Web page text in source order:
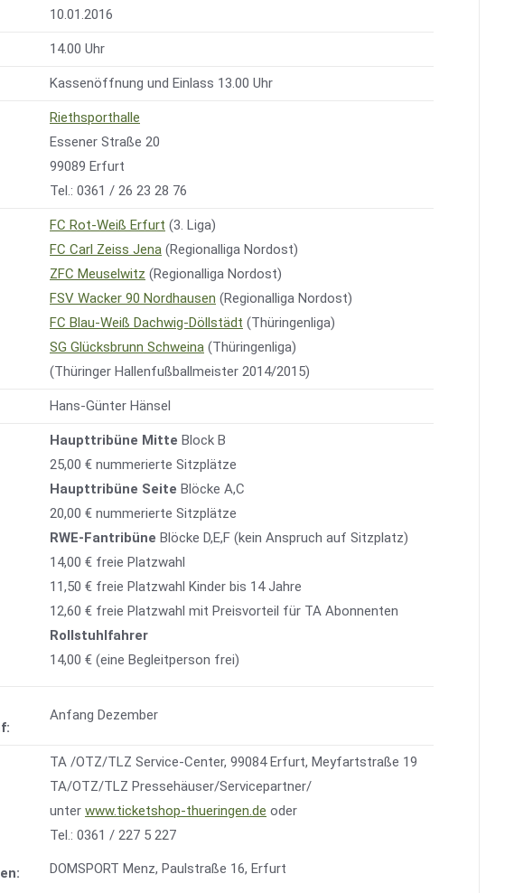
10.01.2016
14.00 Uhr
Kassenöffnung und Einlass 13.00 Uhr
Riethsporthalle
Essener Straße 20
99089 Erfurt
Tel.: 0361 / 26 23 28 76
FC Rot-Weiß Erfurt (3. Liga)
FC Carl Zeiss Jena (Regionalliga Nordost)
ZFC Meuselwitz (Regionalliga Nordost)
FSV Wacker 90 Nordhausen (Regionalliga Nordost)
FC Blau-Weiß Dachwig-Döllstädt (Thüringenliga)
SG Glücksbrunn Schweina (Thüringenliga)
(Thüringer Hallenfußballmeister 2014/2015)
Hans-Günter Hänsel
Haupttribüne Mitte Block B
25,00 € nummerierte Sitzplätze
Haupttribüne Seite Blöcke A,C
20,00 € nummerierte Sitzplätze
RWE-Fantribüne Blöcke D,E,F (kein Anspruch auf Sitzplatz)
14,00 € freie Platzwahl
11,50 € freie Platzwahl Kinder bis 14 Jahre
12,60 € freie Platzwahl mit Preisvorteil für TA Abonnenten
Rollstuhlfahrer
14,00 € (eine Begleitperson frei)
Anfang Dezember
TA /OTZ/TLZ Service-Center, 99084 Erfurt, Meyfartstraße 19
TA/OTZ/TLZ Pressehäuser/Servicepartner/
unter www.ticketshop-thueringen.de oder
Tel.: 0361 / 227 5 227
DOMSPORT Menz, Paulstraße 16, Erfurt